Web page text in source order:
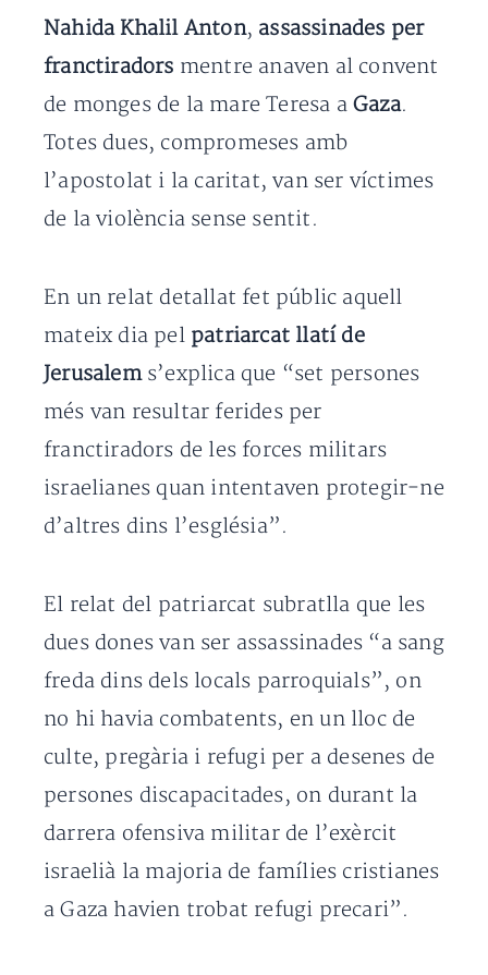
Nahida Khalil Anton, assassinades per
franctiradors mentre anaven al convent
de monges de la mare Teresa a Gaza.
Totes dues, compromeses amb
l’apostolat i la caritat, van ser víctimes
de la violència sense sentit.
En un relat detallat fet públic aquell
mateix dia pel patriarcat llatí de
Jerusalem s’explica que “set persones
més van resultar ferides per
franctiradors de les forces militars
israelianes quan intentaven protegir-ne
d’altres dins l’església”.
El relat del patriarcat subratlla que les
dues dones van ser assassinades “a sang
freda dins dels locals parroquials”, on
no hi havia combatents, en un lloc de
culte, pregària i refugi per a desenes de
persones discapacitades, on durant la
darrera ofensiva militar de l’exèrcit
israelià la majoria de famílies cristianes
a Gaza havien trobat refugi precari”.